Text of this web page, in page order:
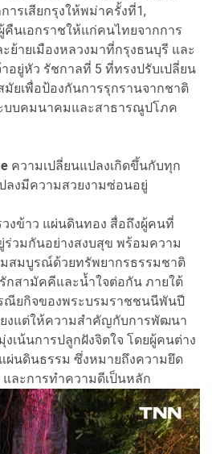
ารเสียกรุงให้พม่าครั้งที่1,
นเอกราชให้แก่คนไทยจากการ
ย้ายเมืองหลวงมาที่กรุงธนบุรี และ
าอยู่หัว รัชกาลที่ 5 ที่ทรงปรับเปลี่ยน
ยเพื่อป้องกันการรุกรานจากชาติ
บบคมนาคมและสาธารณูปโภค
ความเปลี่ยนแปลงเกิดขึ้นกับทุก
ลงมีความสวยงามซ่อนอยู่
วงข้าว แผ่นดินทอง สื่อถึงผู้คนที่
ร่วมกันอย่างสงบสุข พร้อมความ
สมบูรณ์ด้วยทรัพยากรธรรมชาติ
กสามัคคีและน้ำใจต่อกัน ภายใต้
ณียกิจของพระบรมราชชนนีพันปี
งแต่ให้ความสำคัญกับการพัฒนา
เน้นการปลูกฝังจิตใจ โดยผู้คนต่าง
ผ่นดินธรรม ซึ่งหมายถึงความยึด
ละการทำความดีเป็นหลัก